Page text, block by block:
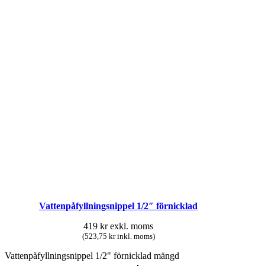
Vattenpåfyllningsnippel 1/2″ förnicklad
419 kr exkl. moms
(523,75 kr inkl. moms)
Vattenpåfyllningsnippel 1/2" förnicklad mängd